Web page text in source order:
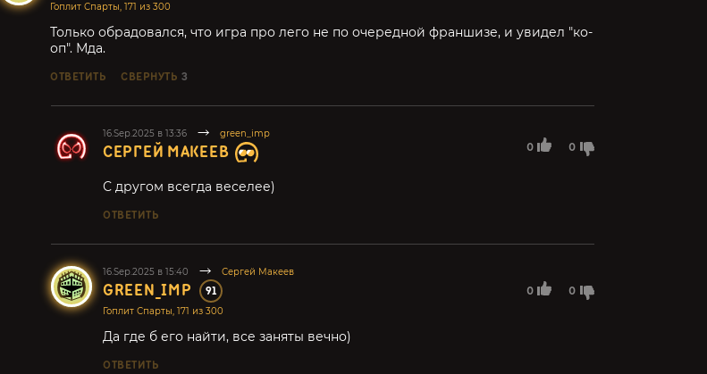
Гоплит Спарты, 171 из 300
Только обрадовался, что игра про лего не по очередной франшизе, и увидел "ко-
оп". Мда.
ОТВЕТИТЬ СВЕРНУТЬ 3
16.Sep.2025 в 13:36 green_imp
СЕРГЕЙ МАКЕЕВ 0 0
С другом всегда веселее)
ОТВЕТИТЬ
16.Sep.2025 в 15:40 Сергей Макеев
GREEN_IMP 91
Гоплит Спарты, 171 из 300
0 0
Да где б его найти, все заняты вечно)
ОТВЕТИТЬ